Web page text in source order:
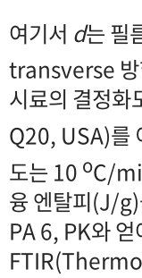
여기서 d는 필
transverse 방
시료의 결정화
Q20, USA)를
도는 10 oC/
융 엔탈피(J/
PA 6, PK와